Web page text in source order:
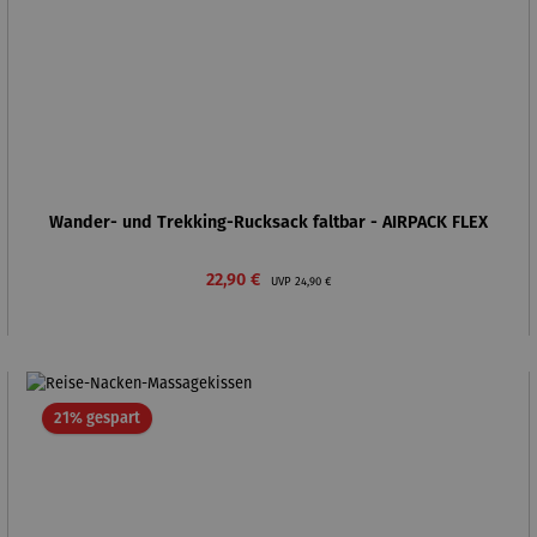
Wander- und Trekking-Rucksack faltbar - AIRPACK FLEX
Verkaufspreis:
22,90 € UVP Regulärer Preis:
24,90 €
21% gespartRabatt